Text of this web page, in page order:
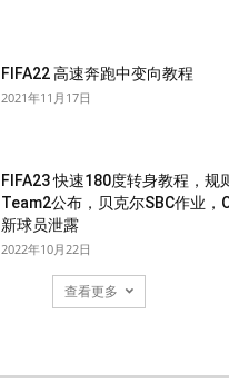
FIFA22 高速奔跑中变向教程
2021年11月17日
FIFA23 快速180度转身教程，规
Team2公布，贝克尔SBC作业，
新球员泄露
2022年10月22日
查看更多